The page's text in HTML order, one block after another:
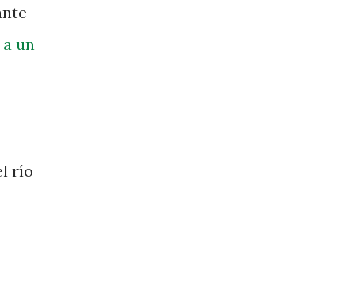
un
río